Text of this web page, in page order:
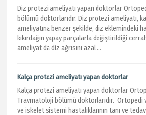
Diz protezi ameliyatı yapan doktorlar
bölümü doktorlarıdır. Diz protezi ameliyatı,
ameliyatına benzer şekilde, diz eklemindeki
kıkırdağın yapay parçalarla değiştirildiği
ameliyat da diz ağrısını azal ...
Kalça protezi ameliyatı yapan doktorlar
Kalça protezi ameliyatı yapan doktorlar
Travmatoloji bölümü doktorlarıdır. Ortopedi
ve iskelet sistemi hastalıklarının tanı ve